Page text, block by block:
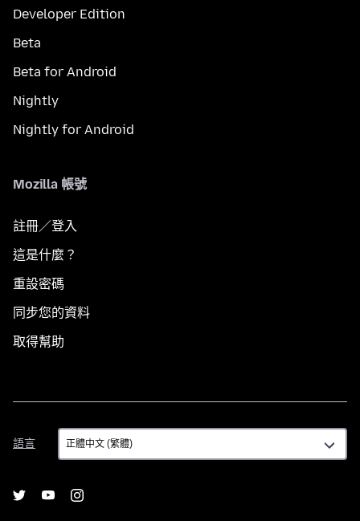
Developer Edition
Beta
Beta for Android
Nightly
Nightly for Android
Mozilla 帳號
註冊／登入
這是什麼？
重設密碼
同步您的資料
取得幫助
語言
語
言